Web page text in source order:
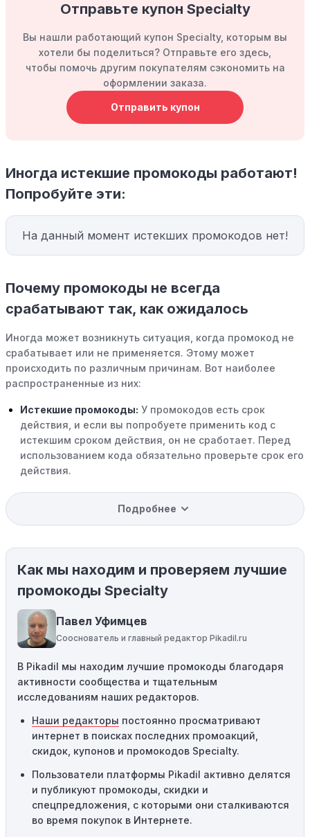
Отправьте купон Specialty
Вы нашли работающий купон Specialty, которым вы
хотели бы поделиться? Отправьте его здесь,
чтобы помочь другим покупателям сэкономить на
оформлении заказа.
Отправить купон
Иногда истекшие промокоды работают!
Попробуйте эти:
На данный момент истекших промокодов нет!
Почему промокоды не всегда
срабатывают так, как ожидалось
Иногда может возникнуть ситуация, когда промокод не
срабатывает или не применяется. Этому может
происходить по различным причинам. Вот наиболее
распространенные из них:
Истекшие промокоды: У промокодов есть срок
действия, и если вы попробуете применить код с
истекшим сроком действия, он не сработает. Перед
использованием кода обязательно проверьте срок его
действия.
Уже со скидкой:В некоторых случаях интересующий
вас товар может быть уже со скидкой. Некоторые
магазины предлагают скидки и акции напрямую, без
Ограничения на использование промокода:
Некоторые промокоды распространяются только на
определенные товары, бренды или категории. Если вы
пытаетесь применить код к товару, не
соответствующему критериям, он не сработает.
промокоды требуют соблюдения минимального
порога покупки, чтобы получить право на скидку. Если
сумма в корзине не соответствует указанному порогу,
код не сработает.
Географические ограничения:Действие некоторых
промокодов может быть ограничено определенными
местами или регионами. Если вы находитесь за
пределами указанного региона, то код не будет
применяться.
Подробнее
Как мы находим и проверяем лучшие
промокоды Specialty
Павел Уфимцев
Сооснователь и главный редактор Pikadil.ru
В Pikadil мы находим лучшие промокоды благодаря
активности сообщества и тщательным
исследованиям наших редакторов.
Наши редакторы постоянно просматривают
интернет в поисках последних промоакций,
скидок, купонов и промокодов Specialty.
Пользователи платформы Pikadil активно делятся
и публикуют промокоды, скидки и
спецпредложения, с которыми они сталкиваются
во время покупок в Интернете.